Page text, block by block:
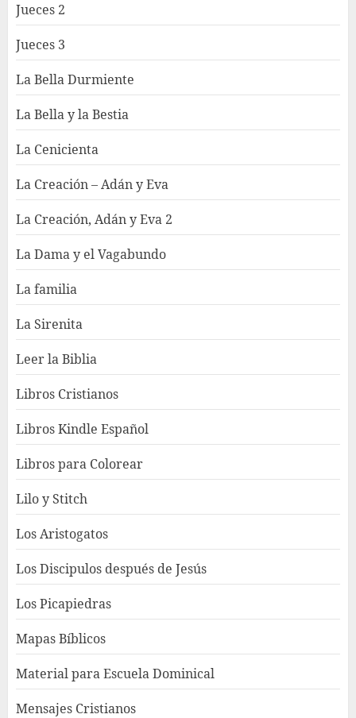
Jueces 2
Jueces 3
La Bella Durmiente
La Bella y la Bestia
La Cenicienta
La Creación – Adán y Eva
La Creación, Adán y Eva 2
La Dama y el Vagabundo
La familia
La Sirenita
Leer la Biblia
Libros Cristianos
Libros Kindle Español
Libros para Colorear
Lilo y Stitch
Los Aristogatos
Los Discipulos después de Jesús
Los Picapiedras
Mapas Bíblicos
Material para Escuela Dominical
Mensajes Cristianos